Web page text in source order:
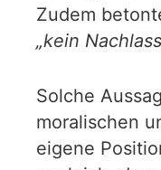
Zudem
„kein
Solche
moralischen
eigene